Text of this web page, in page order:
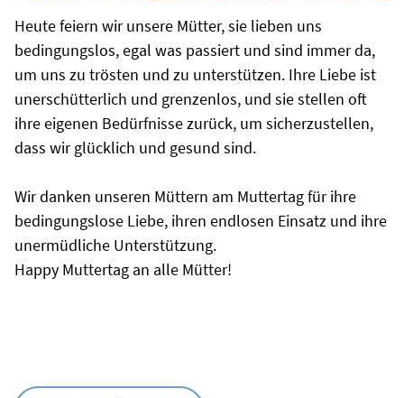
Heute feiern wir unsere Mütter, sie lieben uns
bedingungslos, egal was passiert und sind immer da,
um uns zu trösten und zu unterstützen. Ihre Liebe ist
unerschütterlich und grenzenlos, und sie stellen oft
ihre eigenen Bedürfnisse zurück, um sicherzustellen,
dass wir glücklich und gesund sind.
Wir danken unseren Müttern am Muttertag für ihre
bedingungslose Liebe, ihren endlosen Einsatz und ihre
unermüdliche Unterstützung.
Happy Muttertag an alle Mütter!